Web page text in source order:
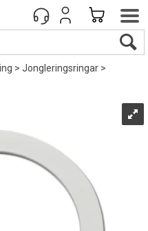
>Jongleringsringar>